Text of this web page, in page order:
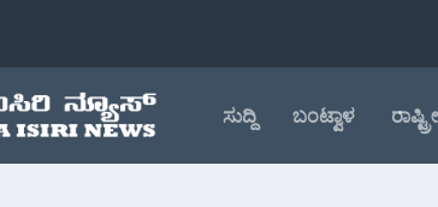
ಸುದ್ದಿ ಬಂಟ್ವಾಳ